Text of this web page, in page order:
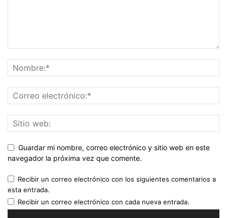
Guardar mi nombre, correo electrónico y sitio web en este
navegador la próxima vez que comente.
Recibir un correo electrónico con los siguientes comentarios a
esta entrada.
Recibir un correo electrónico con cada nueva entrada.